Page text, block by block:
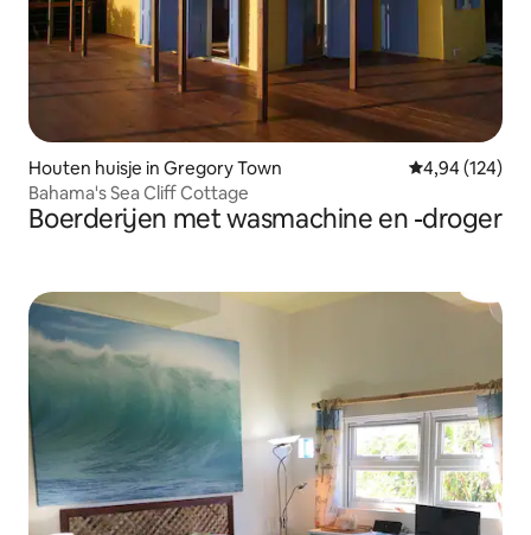
Houten huisje in Gregory Town Gemiddelde
4,94 (124)
Bahama's Sea Cliff Cottage
Boerderijen met wasmachine en -droger